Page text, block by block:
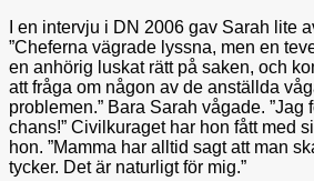
I en intervju i DN 2006 gav Sarah lite
”Cheferna vägrade lyssna, men en
en anhörig luskat rätt på saken, och
att fråga om någon av de anställda
problemen.” Bara Sarah vågade. ”Jag
chans!” Civilkuraget har hon fått med
hon. ”Mamma har alltid sagt att man
tycker. Det är naturligt för mig.”